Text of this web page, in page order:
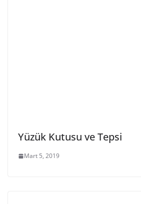
Yüzük Kutusu ve Tepsi
Mart 5, 2019